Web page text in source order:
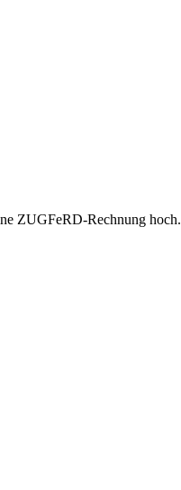
ZUGFeRD-Rechnung hoch.